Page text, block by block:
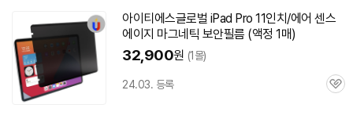
아이티에스글로벌 iPad Pro 11인치/에어 센스
에이지 마그네틱 보안필름 (액정 1매)
32,900원 (1몰)
24.03. 등록
관